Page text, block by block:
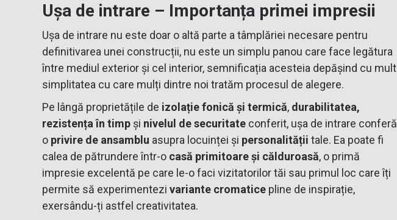
Ușa de intrare – Importanța primei impresii
Ușa de intrare nu este doar o altă parte a tâmplăriei necesare pentru
definitivarea unei construcții, nu este un simplu panou care face legătura
între mediul exterior și cel interior, semnificația acesteia depășind cu mult
simplitatea cu care mulți dintre noi tratăm procesul de alegere.
Pe lângă proprietățile de izolație fonică și termică, durabilitatea,
rezistența în timpși nivelul de securitateconferit, ușa de intrare conferă
o privire de ansamblu asupra locuinței și personalității tale. Ea poate fi
calea de pătrundere într-o casă primitoare și călduroasă, o primă
impresie excelentă pe care le-o faci vizitatorilor tăi sau primul loc care îți
permite să experimentezi variante cromaticepline de inspirație,
exersându-ți astfel creativitatea.